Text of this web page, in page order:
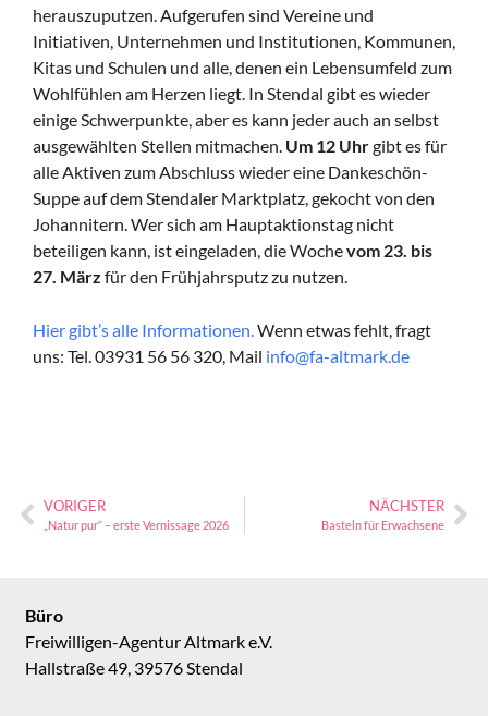
herauszuputzen. Aufgerufen sind Vereine und
Initiativen, Unternehmen und Institutionen, Kommunen,
Kitas und Schulen und alle, denen ein Lebensumfeld zum
Wohlfühlen am Herzen liegt. In Stendal gibt es wieder
einige Schwerpunkte, aber es kann jeder auch an selbst
ausgewählten Stellen mitmachen. Um 12 Uhrgibt es für
alle Aktiven zum Abschluss wieder eine Dankeschön-
Suppe auf dem Stendaler Marktplatz, gekocht von den
Johannitern. Wer sich am Hauptaktionstag nicht
beteiligen kann, ist eingeladen, die Wochevom 23. bis
27. März für den Frühjahrsputz zu nutzen.
Hier gibt’s alle Informationen. Wenn etwas fehlt, fragt
uns: Tel. 03931 56 56 320, Mail info@fa-altmark.de
VORIGER
„Natur pur“ – erste Vernissage 2026
NÄCHSTER
Basteln für Erwachsene
Büro
Freiwilligen-Agentur Altmark e.V.
Hallstraße 49, 39576 Stendal